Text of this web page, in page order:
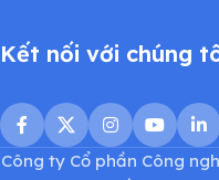
Kết nối với chúng
Công ty Cổ phần Công